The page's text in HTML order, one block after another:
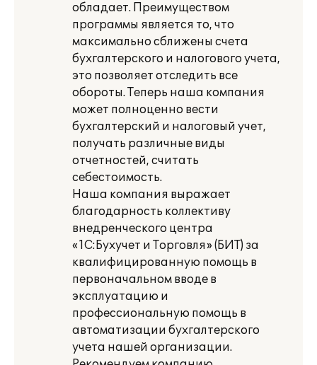
обладает. Преимуществом
программы является то, что
максимально сближены счета
бухгалтерского и налогового учета,
это позволяет отследить все
обороты. Теперь наша компания
может полноценно вести
бухгалтерский и налоговый учет,
получать различные виды
отчетностей, считать
себестоимость.
Наша компания выражает
благодарность коллективу
внедренческого центра
«1С:Бухучет и Торговля» (БИТ) за
квалифицированную помощь в
первоначальном вводе в
эксплуатацию и
профессиональную помощь в
автоматизации бухгалтерского
учета нашей организации.